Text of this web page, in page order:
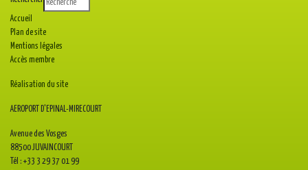
Accueil
Plan de site
Mentions légales
Accès membre
Réalisation du site
AEROPORT D'EPINAL-MIRECOURT
Avenue des Vosges
88500 JUVAINCOURT
Tél : +33 3 29 37 01 99